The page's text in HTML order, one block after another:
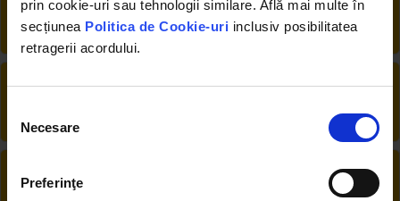
prin cookie-uri sau tehnologii similare. Află mai multe în
secțiunea Politica de Cookie-uri inclusiv posibilitatea
retragerii acordului.
consimțământului
Necesare
Preferinţe
Ai posibilitate de retur în 30 zile, comandă
produsele de care ai nevoie fără griji
șoferul înainte de a face plata
Livrăm rapid, avem toate produsele în